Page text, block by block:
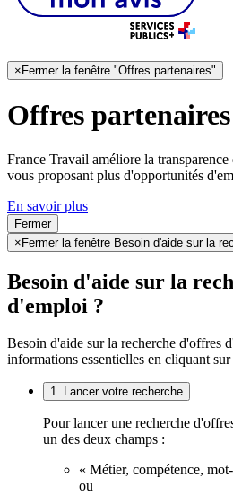
× Fermer la fenêtre "Offres partenaires"
Offres partenaires
France Travail améliore la
vous proposant plus d'opportunités
En savoir plus
Fermer
×Fermer la fenêtre Besoin d'aide sur la
Besoin d'aide sur la
d'emploi ?
Besoin d'aide sur la recherche d'offres
informations essentielles en cliquant
1. Lancer votre recherche
Pour lancer une recherche
un des deux champs :
« Métier, compétence,
ou